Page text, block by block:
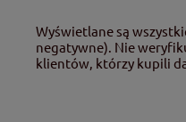
Wyświetlane są
negatywne). Nie
klientów, którzy kupili